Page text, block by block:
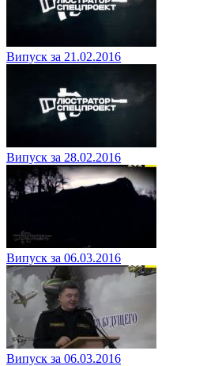
Випуск за 21.02.2016
Випуск за 28.02.2016
Випуск за 06.03.2016
Випуск за 06.03.2016